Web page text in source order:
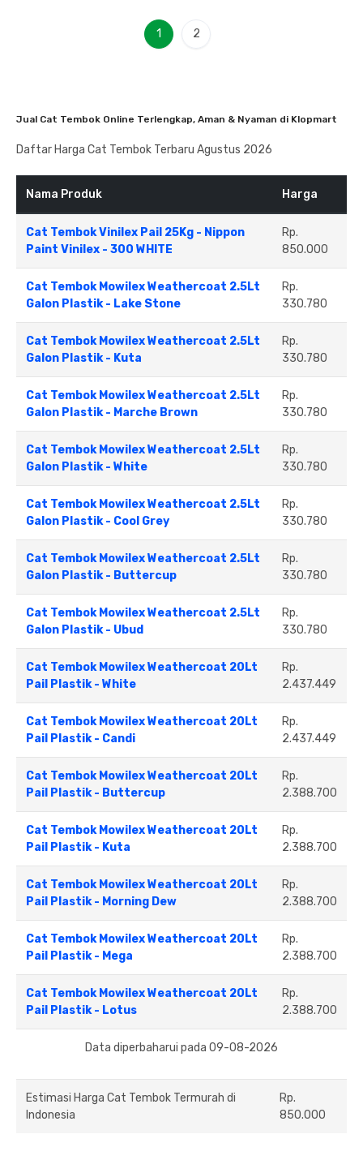
1 2
Jual Cat Tembok Online Terlengkap, Aman & Nyaman di Klopmart
Daftar Harga Cat Tembok Terbaru Agustus 2026
Nama Produk Harga
Cat Tembok Vinilex Pail 25Kg - Nippon
Paint Vinilex - 300 WHITE
Rp.
850.000
Cat Tembok Mowilex Weathercoat 2.5Lt
Galon Plastik - Lake Stone
Rp.
330.780
Cat Tembok Mowilex Weathercoat 2.5Lt
Galon Plastik - Kuta
Rp.
330.780
Cat Tembok Mowilex Weathercoat 2.5Lt
Galon Plastik - Marche Brown
Rp.
330.780
Cat Tembok Mowilex Weathercoat 2.5Lt
Galon Plastik - White
Rp.
330.780
Cat Tembok Mowilex Weathercoat 2.5Lt
Galon Plastik - Cool Grey
Rp.
330.780
Cat Tembok Mowilex Weathercoat 2.5Lt
Galon Plastik - Buttercup
Rp.
330.780
Cat Tembok Mowilex Weathercoat 2.5Lt
Galon Plastik - Ubud
Rp.
330.780
Cat Tembok Mowilex Weathercoat 20Lt
Pail Plastik - White
Rp.
2.437.449
Cat Tembok Mowilex Weathercoat 20Lt
Pail Plastik - Candi
Rp.
2.437.449
Cat Tembok Mowilex Weathercoat 20Lt
Pail Plastik - Buttercup
Rp.
2.388.700
Cat Tembok Mowilex Weathercoat 20Lt
Pail Plastik - Kuta
Rp.
2.388.700
Cat Tembok Mowilex Weathercoat 20Lt
Pail Plastik - Morning Dew
Rp.
2.388.700
Cat Tembok Mowilex Weathercoat 20Lt
Pail Plastik - Mega
Rp.
2.388.700
Cat Tembok Mowilex Weathercoat 20Lt
Pail Plastik - Lotus
Rp.
2.388.700
Data diperbaharui pada 09-08-2026
Estimasi Harga Cat Tembok Termurah di
Indonesia
Rp.
850.000